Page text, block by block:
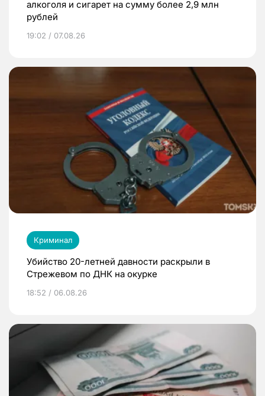
алкоголя и сигарет на сумму более 2,9 млн
рублей
19:02 / 07.08.26
Криминал
Убийство 20-летней давности раскрыли в
Стрежевом по ДНК на окурке
18:52 / 06.08.26